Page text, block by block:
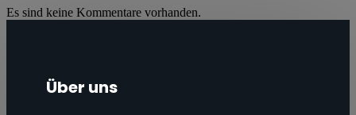
Es sind keine Kommentare vorhanden.
Über uns